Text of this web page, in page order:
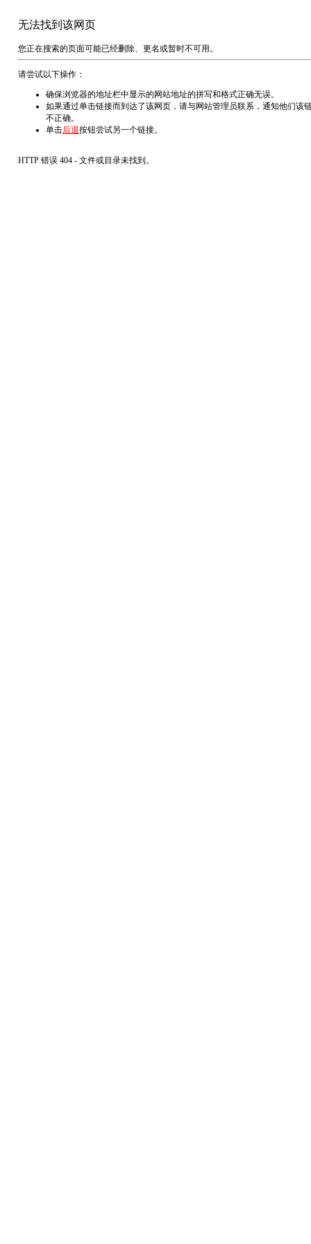
无法找到该网页
您正在搜索的页面可能已经删除、更名或暂时不可用。
请尝试以下操作：
确保浏览器的地址栏中显示的网站地址的拼写和格式正确无误。
如果通过单击链接而到达了该网页，请与网站管理员联系，通知他们该
不正确。
单击后退按钮尝试另一个链接。
HTTP 错误 404 - 文件或目录未找到。